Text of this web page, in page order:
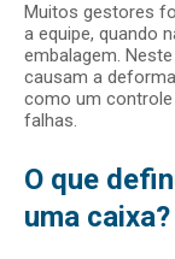
Muitos gestores
a equipe, quando
embalagem.
causam a
como um controle
falhas.
O que
uma caixa?